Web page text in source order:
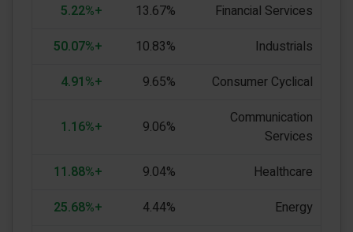
Financial Services
13.67%
+5.22%
Industrials
10.83%
+50.07%
Consumer Cyclical
9.65%
+4.91%
Communication
Services
9.06%
+1.16%
Healthcare
9.04%
+11.88%
Energy
4.44%
+25.68%